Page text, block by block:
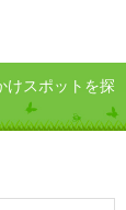
けスポットを探